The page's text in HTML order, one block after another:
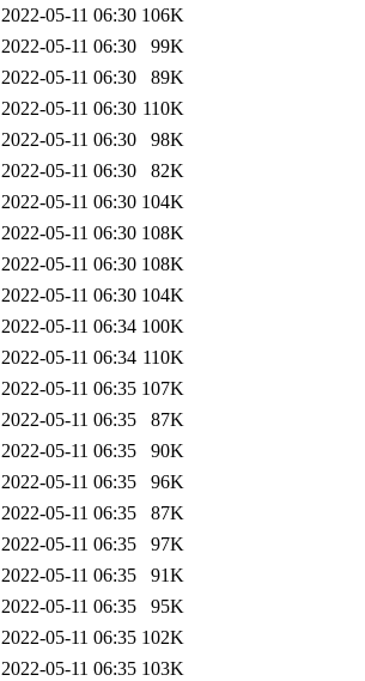
2022-05-11 06:30 106K
2022-05-11 06:30
99K
2022-05-11 06:30
89K
2022-05-11 06:30 110K
2022-05-11 06:30
98K
2022-05-11 06:30
82K
2022-05-11 06:30 104K
2022-05-11 06:30 108K
2022-05-11 06:30 108K
2022-05-11 06:30 104K
2022-05-11 06:34 100K
2022-05-11 06:34 110K
2022-05-11 06:35 107K
2022-05-11 06:35
87K
2022-05-11 06:35
90K
2022-05-11 06:35
96K
2022-05-11 06:35
87K
2022-05-11 06:35
97K
2022-05-11 06:35
91K
2022-05-11 06:35
95K
2022-05-11 06:35 102K
2022-05-11 06:35 103K